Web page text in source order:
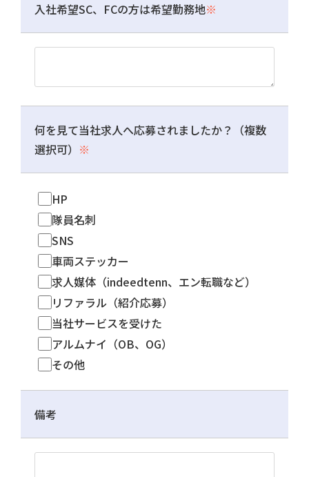
入社希望SC、FCの方は希望勤務地※
何を見て当社求人へ応募されましたか？（複数
選択可） ※
HP
隊員名刺
SNS
車両ステッカー
求人媒体（indeedtenn、エン転職など）
リファラル（紹介応募）
当社サービスを受けた
アルムナイ（OB、OG）
その他
備考